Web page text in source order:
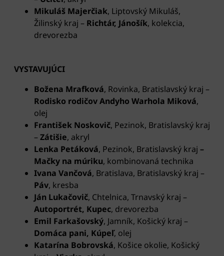
Mikuláš Majerčiak, Liptovský Mikuláš,
Žilinský kraj – Richtár, Jánošík, kolekcia,
drevorezba
VYSTAVUJÚCI
Božena Mrafková, Rovinka, Bratislavský kraj –
Rodisko rodičov Andyho Warhola Miková,
olej
František Noskovič, Pezinok, Bratislavský kraj
–Zátišie, akryl
Lenka Petáková, Pezinok, Bratislavský kraj –
Mačky na múriku, kombinovaná technika
Ivana Vančová, Bratislava, Bratislavský kraj –
Páv, kresba
Ján Lukačovič, Chtelnica, Trnavský kraj –
Autoportrét, Kupec, drevorezba
Emil Farkašovský, Jamník, Košický kraj –
Domáca pani, Kúpeľ, olej
Katarína Bobrovská, Košice okolie, Košický